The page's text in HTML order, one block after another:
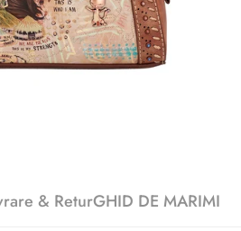
& ReturGHID DE MARIMI